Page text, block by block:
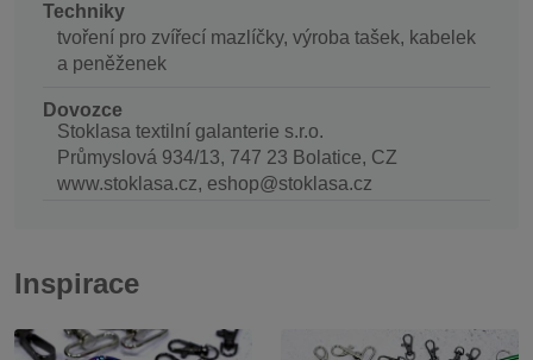
Techniky
tvoření pro zvířecí mazlíčky, výroba tašek, kabelek
a peněženek
Dovozce
Stoklasa textilní galanterie s.r.o.
Průmyslová 934/13, 747 23 Bolatice, CZ
www.stoklasa.cz, eshop@stoklasa.cz
Inspirace